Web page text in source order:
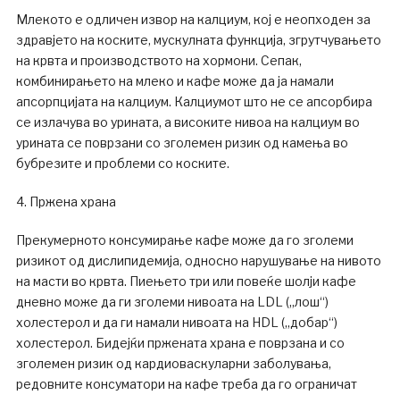
Млекото е одличен извор на калциум, кој е неопходен за
здравјето на коските, мускулната функција, згрутчувањето
на крвта и производството на хормони. Сепак,
комбинирањето на млеко и кафе може да ја намали
апсорпцијата на калциум. Калциумот што не се апсорбира
се излачува во урината, а високите нивоа на калциум во
урината се поврзани со зголемен ризик од камења во
бубрезите и проблеми со коските.
4. Пржена храна
Прекумерното консумирање кафе може да го зголеми
ризикот од дислипидемија, односно нарушување на нивото
на масти во крвта. Пиењето три или повеќе шолји кафе
дневно може да ги зголеми нивоата на LDL („лош“)
холестерол и да ги намали нивоата на HDL („добар“)
холестерол. Бидејќи пржената храна е поврзана и со
зголемен ризик од кардиоваскуларни заболувања,
редовните консуматори на кафе треба да го ограничат